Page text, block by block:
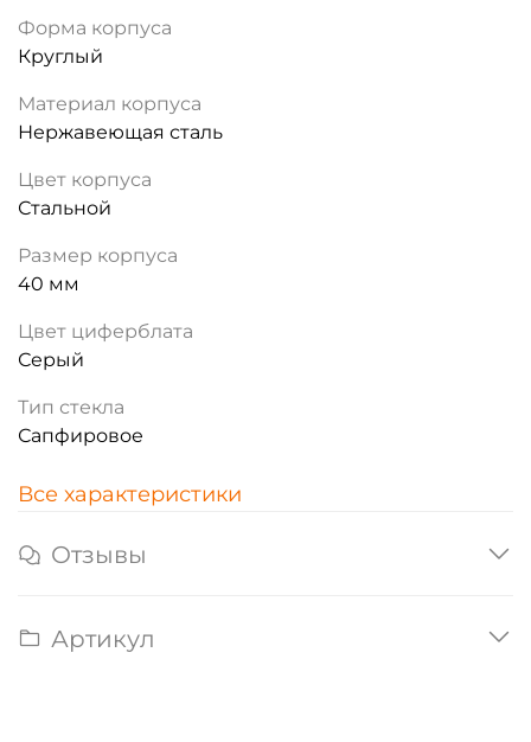
Форма корпуса
Круглый
Материал корпуса
Нержавеющая сталь
Цвет корпуса
Стальной
Размер корпуса
40 мм
Цвет циферблата
Серый
Тип стекла
Сапфировое
Все характеристики
Отзывы
Артикул